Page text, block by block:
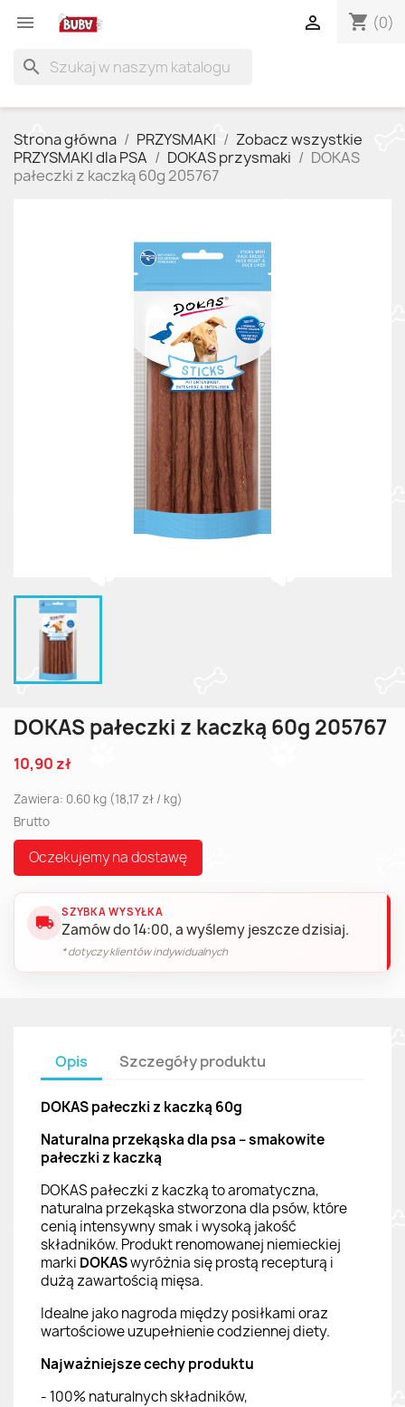
 shopping_cart (0)

search
Strona główna PRZYSMAKI
Zobacz wszystkie
PRZYSMAKI dla PSA
DOKAS przysmaki
DOKAS
pałeczki z kaczką 60g 205767
DOKAS pałeczki z kaczką 60g 205767
10,90 zł
Zawiera: 0.60 kg (18,17 zł / kg)
Brutto
Oczekujemy na dostawę
local_shipping
SZYBKA WYSYŁKA
Zamów do 14:00, a wyślemy jeszcze dzisiaj.
* dotyczy klientów indywidualnych
Opis Szczegóły produktu
DOKAS pałeczki z kaczką 60g
Naturalna przekąska dla psa – smakowite
pałeczki z kaczką
DOKAS pałeczki z kaczką to aromatyczna,
naturalna przekąska stworzona dla psów, które
cenią intensywny smak i wysoką jakość
składników. Produkt renomowanej niemieckiej
marki DOKASwyróżnia się prostą recepturą i
dużą zawartością mięsa.
Idealne jako nagroda między posiłkami oraz
wartościowe uzupełnienie codziennej diety.
Najważniejsze cechy produktu
- 100% naturalnych składników,